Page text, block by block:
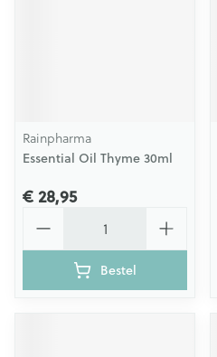
Rainpharma
Essential Oil Thyme 30ml
€ 28,95
Bestel